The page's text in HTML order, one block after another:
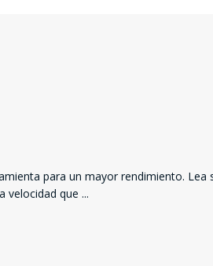
para un mayor rendimiento.
velocidad que ...
COMPRANDO